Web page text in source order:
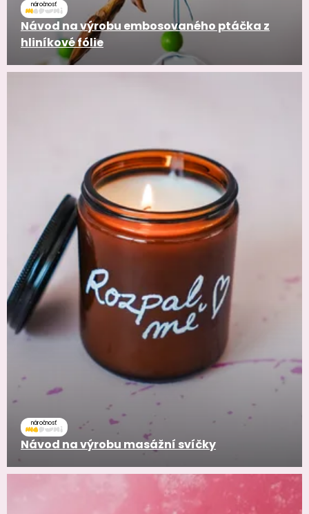
náročnosť
Návod na výrobu embosovaného ptáčka z
hliníkové fólie
náročnosť
Návod na výrobu masážní svíčky